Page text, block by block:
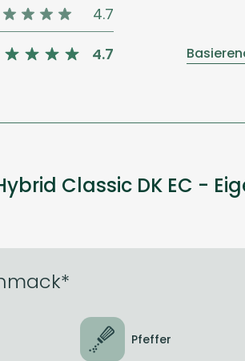
4.7
4.7
Classic DK EC -
Pfeffer